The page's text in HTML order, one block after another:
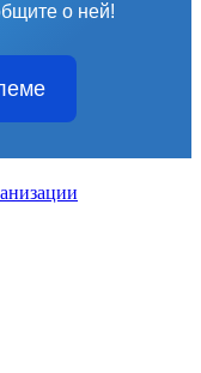
о ней!